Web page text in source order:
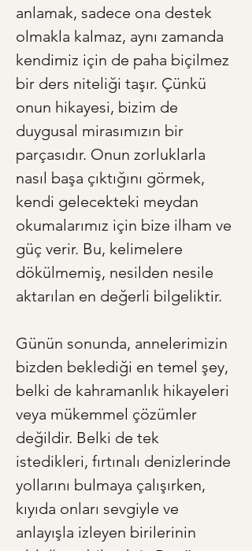
anlamak, sadece ona destek
olmakla kalmaz, aynı zamanda
kendimiz için de paha biçilmez
bir ders niteliği taşır. Çünkü
onun hikayesi, bizim de
duygusal mirasımızın bir
parçasıdır. Onun zorluklarla
nasıl başa çıktığını görmek,
kendi gelecekteki meydan
okumalarımız için bize ilham ve
güç verir. Bu, kelimelere
dökülmemiş, nesilden nesile
aktarılan en değerli bilgeliktir.
Günün sonunda, annelerimizin
bizden beklediği en temel şey,
belki de kahramanlık hikayeleri
veya mükemmel çözümler
değildir. Belki de tek
istedikleri, fırtınalı denizlerinde
yollarını bulmaya çalışırken,
kıyıda onları sevgiyle ve
anlayışla izleyen birilerinin